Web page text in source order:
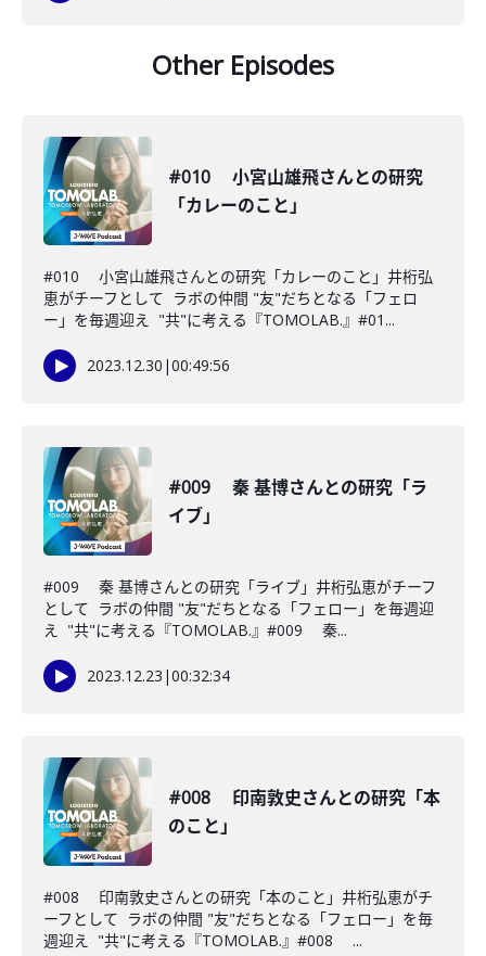
Other Episodes
#010 小宮山雄飛さんとの研究
「カレーのこと」
#010 小宮山雄飛さんとの研究「カレーのこと」井桁弘
恵がチーフとして ラボの仲間 "友"だちとなる「フェロ
ー」を毎週迎え "共"に考える『TOMOLAB.』#01...
2023.12.30 |00:49:56
#009 秦 基博さんとの研究「ラ
イブ」
#009 秦 基博さんとの研究「ライブ」井桁弘恵がチーフ
として ラボの仲間 "友"だちとなる「フェロー」を毎週迎
え "共"に考える『TOMOLAB.』#009 秦...
2023.12.23 |00:32:34
#008 印南敦史さんとの研究「本
のこと」
#008 印南敦史さんとの研究「本のこと」井桁弘恵がチ
ーフとして ラボの仲間 "友"だちとなる「フェロー」を毎
週迎え "共"に考える『TOMOLAB.』#008 ...